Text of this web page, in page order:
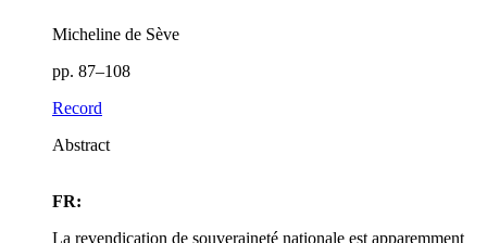
Micheline de Sève
pp. 87–108
Record
Abstract
FR:
La revendication de souveraineté nationale est apparemment